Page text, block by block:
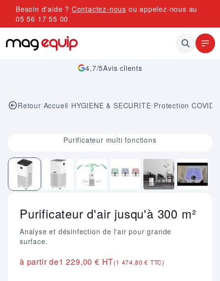
Allez au contenu
Besoin d'aide ? Contactez-nous ou appelez-nous au
05 56 17 55 00
4,7/5Avis clients
Retour|Accueil•HYGIENE & SECURITE•Protection COVID
Purificateur multi fonctions
Purificateur d'air jusqu'à 300 m²
Analyse et désinfection de l'air pour grande
surface.
à partir de1 229,00 € HT(1 474,80 € TTC)